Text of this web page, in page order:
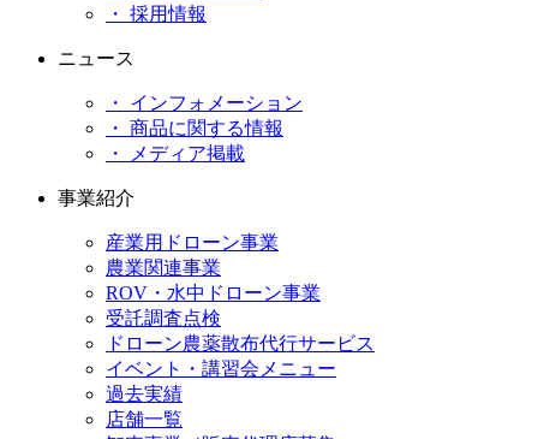
・ 採用情報
ニュース
・ インフォメーション
・ 商品に関する情報
・ メディア掲載
事業紹介
産業用ドローン事業
農業関連事業
ROV・水中ドローン事業
受託調査点検
ドローン農薬散布代行サービス
イベント・講習会メニュー
過去実績
店舗一覧